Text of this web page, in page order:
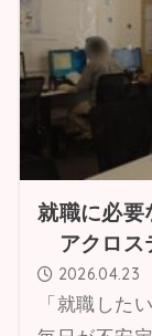
就職に必要
アクロス
2026.04.23
「就職した